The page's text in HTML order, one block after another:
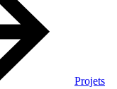
Projets